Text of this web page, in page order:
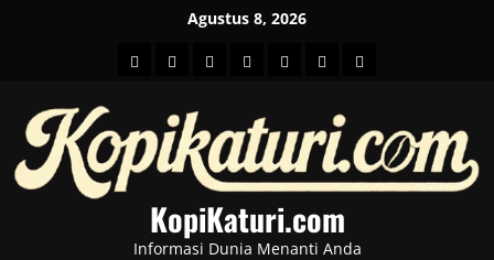
Agustus 8, 2026
HOMEBeritahot
BusinessKesehatan
SportEntertainment
KopiKaturi.com
Informasi Dunia Menanti Anda